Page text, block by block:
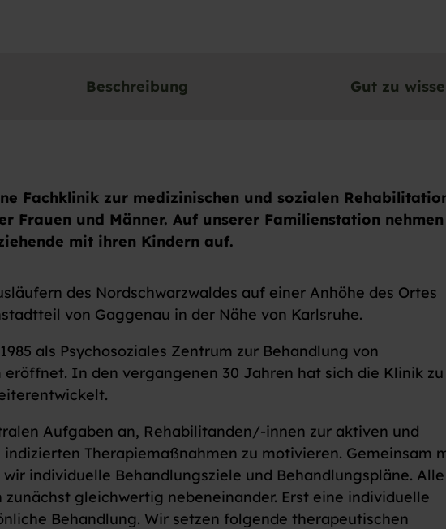
Beschreibung Gut zu
Fachklinik zur medizinischen und sozialen
Frauen und Männer. Auf unserer Familienstation
mit ihren Kindern auf.
des Nordschwarzwaldes auf einer Anhöhe des Ortes
von Gaggenau in der Nähe von Karlsruhe.
als Psychosoziales Zentrum zur Behandlung von
In den vergangenen 30 Jahren hat sich die Klinik zu
Aufgaben an, Rehabilitanden/-innen zur aktiven und
Therapiemaßnahmen zu motivieren. Gemeinsam
individuelle Behandlungsziele und Behandlungspläne. Alle
gleichwertig nebeneinander. Erst eine individuelle
Behandlung. Wir setzen folgende therapeutischen